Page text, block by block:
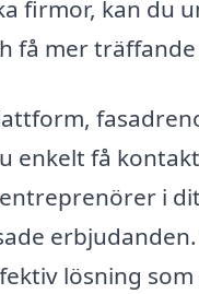
firmor, kan du
få mer
enkelt få
i
lösning